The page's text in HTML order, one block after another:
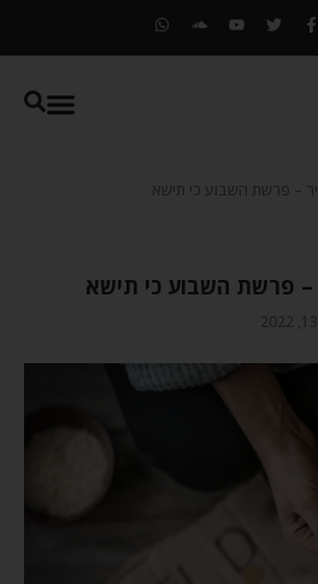
– פרשת השבוע כי תישא
– פרשת השבוע כי תישא